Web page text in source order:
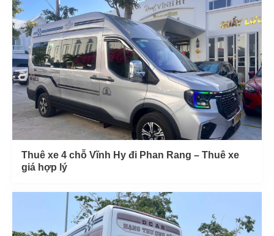
Thuê xe 4 chỗ Vĩnh Hy đi Phan Rang – Thuê xe
giá hợp lý